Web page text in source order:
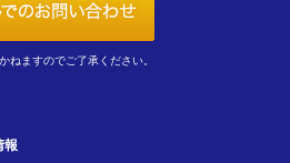
ねますのでご了承ください。
報